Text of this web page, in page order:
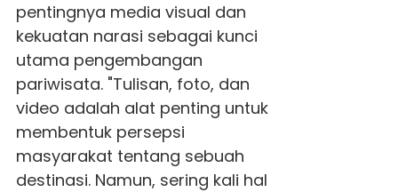
pentingnya media visual dan
kekuatan narasi sebagai kunci
utama pengembangan
pariwisata. "Tulisan, foto, dan
video adalah alat penting untuk
membentuk persepsi
masyarakat tentang sebuah
destinasi. Namun, sering kali hal